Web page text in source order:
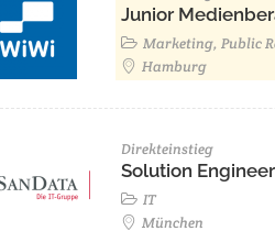
Junior
Marketing, Public
Hamburg
Direkteinstieg
Solution
IT
München